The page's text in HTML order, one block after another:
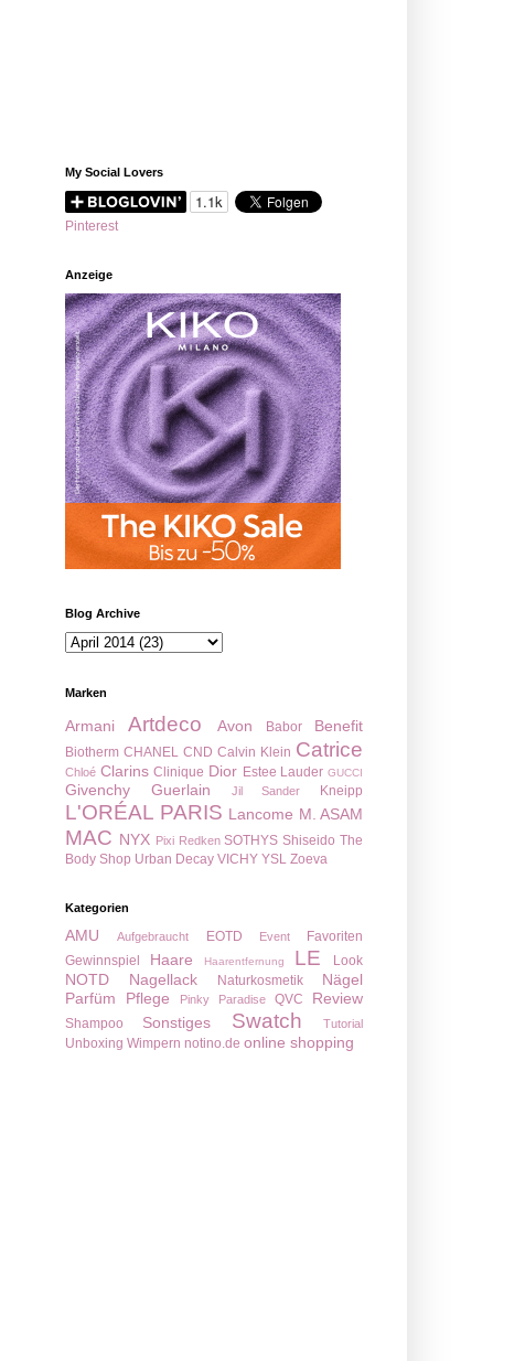
My Social Lovers
Pinterest
Anzeige
Blog Archive
Marken
Armani Artdeco Avon Babor Benefit
Biotherm CHANEL CND Calvin Klein Catrice
Chloé Clarins Clinique Dior Estee Lauder GUCCI
Givenchy Guerlain Jil Sander Kneipp
L'ORÉAL PARIS Lancome M. ASAM
MAC NYX Pixi Redken SOTHYS Shiseido The
Body Shop Urban Decay VICHY YSL Zoeva
Kategorien
AMU Aufgebraucht EOTD Event
Favoriten
Gewinnspiel
Haare Haarentfernung LE Look
NOTD Nagellack Naturkosmetik
Nägel
Parfüm
Pflege Pinky Paradise QVC Review
Shampoo Sonstiges Swatch Tutorial
Unboxing Wimpern notino.de online shopping